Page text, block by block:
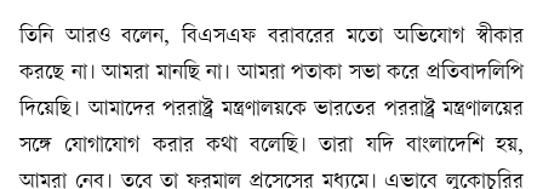
তিনি আরও বলেন, বিএসএফ বরাবরের মতো অভিযোগ স্বীকার
করছে না। আমরা মানছি না। আমরা পতাকা সভা করে প্রতিবাদলিপি
দিয়েছি। আমাদের পররাষ্ট্র মন্ত্রণালয়কে ভারতের পররাষ্ট্র মন্ত্রণালয়ের
সঙ্গে যোগাযোগ করার কথা বলেছি। তারা যদি বাংলাদেশি হয়,
আমরা নেব। তবে তা ফরমাল প্রসেসের মধ্যমে। এভাবে লুকোচুরির